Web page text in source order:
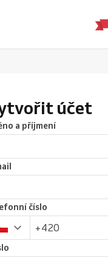
účet
a příjmení
číslo